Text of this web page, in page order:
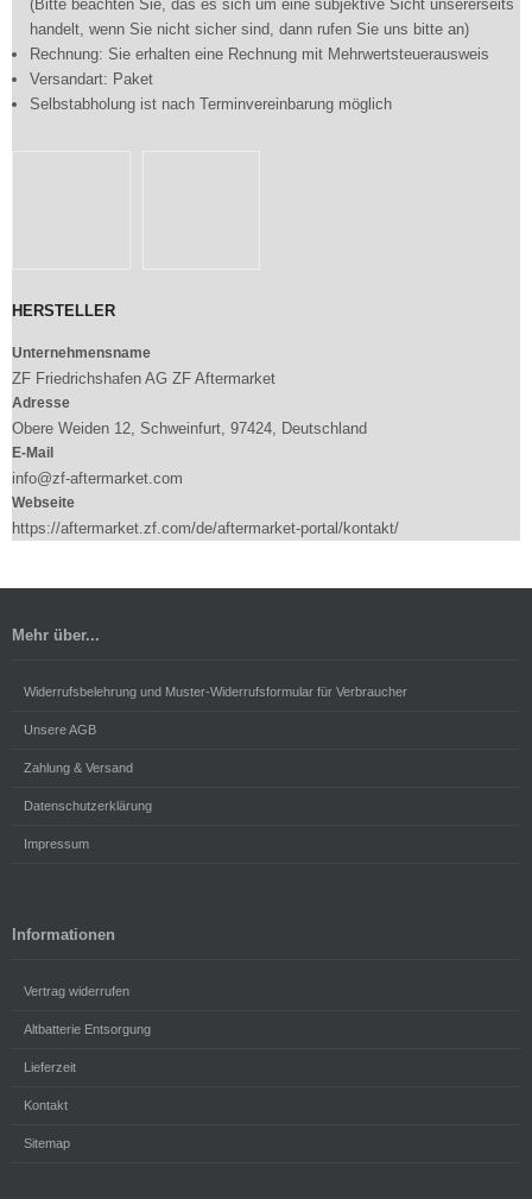
(Bitte beachten Sie, das es sich um eine subjektive Sicht unsererseits
handelt, wenn Sie nicht sicher sind, dann rufen Sie uns bitte an)
Rechnung: Sie erhalten eine Rechnung mit Mehrwertsteuerausweis
Versandart: Paket
Selbstabholung ist nach Terminvereinbarung möglich
HERSTELLER
Unternehmensname
ZF Friedrichshafen AG ZF Aftermarket
Adresse
Obere Weiden 12, Schweinfurt, 97424, Deutschland
E-Mail
info@zf-aftermarket.com
Webseite
https://aftermarket.zf.com/de/aftermarket-portal/kontakt/
Mehr über...
Widerrufsbelehrung und Muster-Widerrufsformular für Verbraucher
Unsere AGB
Zahlung & Versand
Datenschutzerklärung
Impressum
Informationen
Vertrag widerrufen
Altbatterie Entsorgung
Lieferzeit
Kontakt
Sitemap